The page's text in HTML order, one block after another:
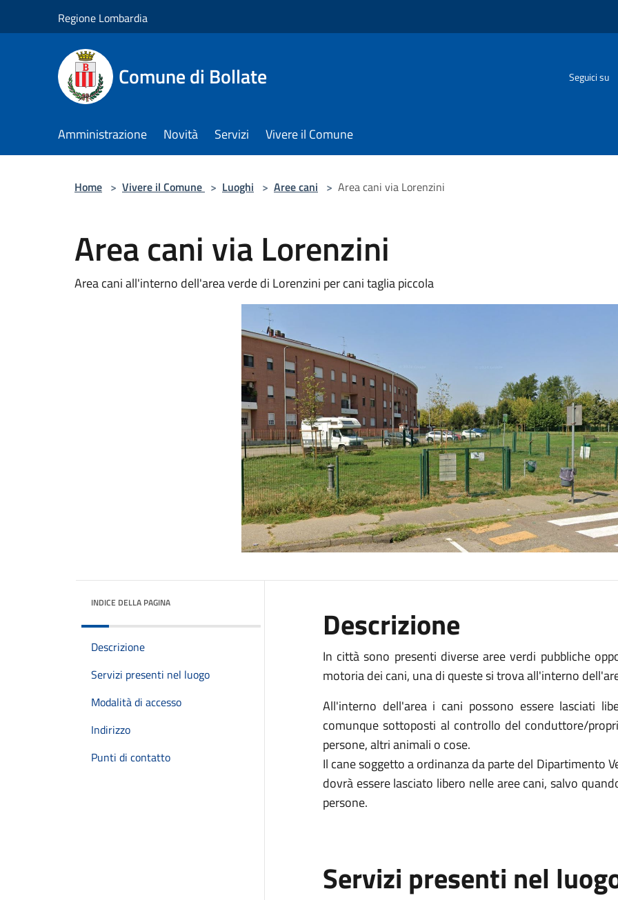
Regione Lombardia
Comune di Bollate Seguici su
Amministrazione Novità Servizi Vivere il Comune
Home > Vivere il Comune > Luoghi > Aree cani > Area cani via Lorenzini
Area cani via Lorenzini
Area cani all'interno dell'area verde di Lorenzini per cani taglia piccola
INDICE DELLA PAGINA
Descrizione
Servizi presenti nel luogo
Modalità di accesso
Indirizzo
Punti di contatto
Descrizione
In città sono presenti diverse aree verdi pubbliche
motoria dei cani, una di queste si trova all'interno
All'interno dell'area i cani possono essere lasciati
comunque sottoposti al controllo del conduttore/
persone, altri animali o cose.
Il cane soggetto a ordinanza da parte del Dipartimento
dovrà essere lasciato libero nelle aree cani, salvo
persone.
Servizi presenti nel